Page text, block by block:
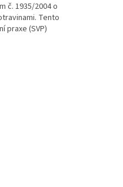
č. 1935/2004 o
Tento
praxe (SVP)